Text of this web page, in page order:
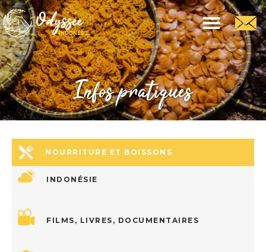
Infos pratiques
NOURRITURE ET BOISSONS
INDONÉSIE
FILMS, LIVRES, DOCUMENTAIRES